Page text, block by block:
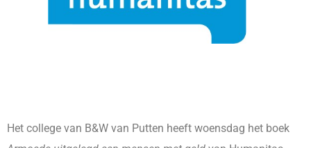
Het college van B&W van Putten heeft woensdag het boek